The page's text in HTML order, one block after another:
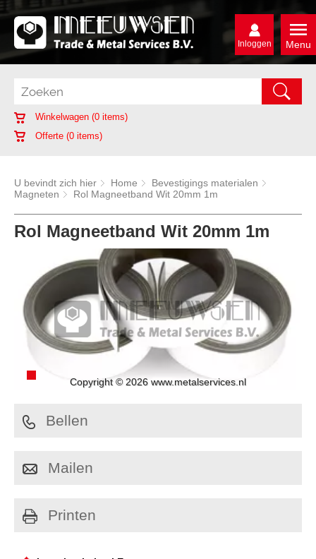
Menu
Inloggen
Winkelwagen (0 items)
Offerte (0 items)
U bevindt zich hier Home
Bevestigings materialen
Magneten
Rol Magneetband Wit 20mm 1m
Rol Magneetband Wit 20mm 1m
Copyright © 2026 www.metalservices.nl
Bellen
Mailen
Printen